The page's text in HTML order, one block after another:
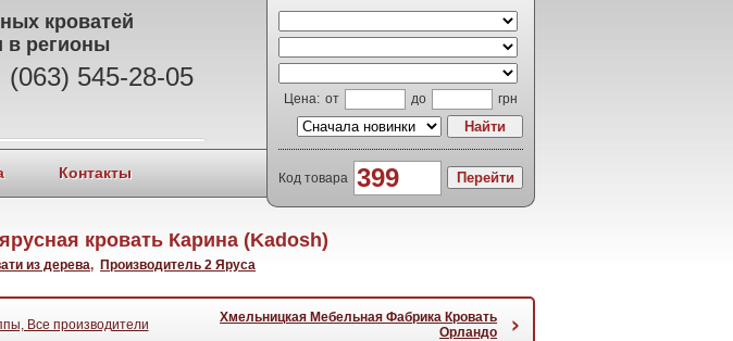
кроватей
в регионы
545-28-05
Контакты
Цена: от до грн
Код товара
кровать Карина (Kadosh)
из дерева, Производитель 2 Яруса
Все производители
Хмельницкая Мебельная Фабрика Кровать
Орландо
›